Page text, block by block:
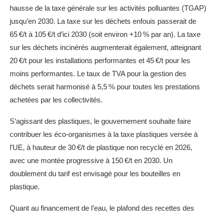
hausse de la taxe générale sur les activités polluantes (TGAP)
jusqu’en 2030. La taxe sur les déchets enfouis passerait de
65 €/t à 105 €/t d’ici 2030 (soit environ +10 % par an). La taxe
sur les déchets incinérés augmenterait également, atteignant
20 €/t pour les installations performantes et 45 €/t pour les
moins performantes. Le taux de TVA pour la gestion des
déchets serait harmonisé à 5,5 % pour toutes les prestations
achetées par les collectivités.
S’agissant des plastiques, le gouvernement souhaite faire
contribuer les éco-organismes à la taxe plastiques versée à
l’UE, à hauteur de 30 €/t de plastique non recyclé en 2026,
avec une montée progressive à 150 €/t en 2030. Un
doublement du tarif est envisagé pour les bouteilles en
plastique.
Quant au financement de l’eau, le plafond des recettes des